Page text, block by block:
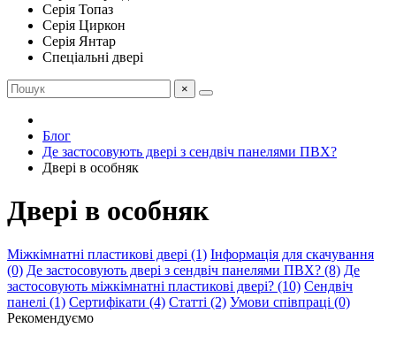
Серія Топаз
Серія Циркон
Серія Янтар
Спеціальні двері
×
Блог
Де застосовують двері з сендвіч панелями ПВХ?
Двері в особняк
Двері в особняк
Міжкімнатні пластикові двері (1) Інформація для скачування
(0) Де застосовують двері з сендвіч панелями ПВХ? (8) Де
застосовують міжкімнатні пластикові двері? (10) Сендвіч
панелі (1) Сертифікати (4) Статті (2) Умови співпраці (0)
Рекомендуємо